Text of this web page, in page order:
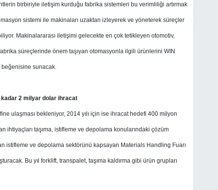
birbiriyle iletişim kurduğu fabrika sistemleri bu verimliliği artırmak
sistemi ile makinaları uzaktan izleyerek ve yöneterek süreçler
Makinalararası iletişimi gelecekte en çok tetikleyen otomotiv,
süreçlerinde önem taşıyan otomasyonla ilgili ürünlerini WIN
beğenisine sunacak.
kadar 2 milyar dolar ihracat
ulaşması bekleniyor, 2014 yılı için ise ihracat hedefi 400 milyon
taşıma, istifleme ve depolama konularındaki çözüm
istifleme ve depolama sektörünü kapsayan Materials Handling Fuarı
Bu yıl forklift, transpalet, taşıma kaldırma gibi ürün grupları